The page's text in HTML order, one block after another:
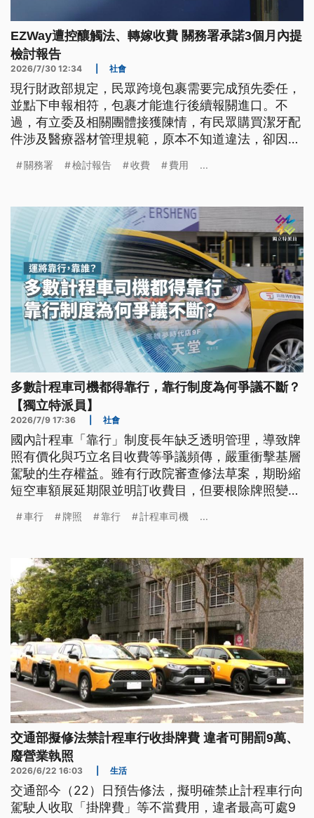
EZWay遭控釀觸法、轉嫁收費 關務署承諾3個月內提
檢討報告
2026/7/30 12:34 社會
現行財政部規定，民眾跨境包裹需要完成預先委任，
並點下申報相符，包裹才能進行後續報關進口。不
過，有立委及相關團體接獲陳情，有民眾購買潔牙配
件涉及醫療器材管理規範，原本不知道違法，卻因點
3個月內新增事前法規預警與提示功能。
關務署 檢討報告 收費 費用 ...
多數計程車司機都得靠行，靠行制度為何爭議不斷？
【獨立特派員】
2026/7/9 17:36 社會
國內計程車「靠行」制度長年缺乏透明管理，導致牌
照有價化與巧立名目收費等爭議頻傳，嚴重衝擊基層
駕駛的生存權益。雖有行政院審查修法草案，期盼縮
短空車額展延期限並明訂收費目，但要根除牌照變相
更動的縣市特許車額管制，透過組織化管理落實資訊
利生態。
車行 牌照 靠行 計程車司機 ...
交通部擬修法禁計程車行收掛牌費 違者可開罰9萬、
廢營業執照
2026/6/22 16:03 生活
交通部今（22）日預告修法，擬明確禁止計程車行向
駕駛人收取「掛牌費」等不當費用，違者最高可處9